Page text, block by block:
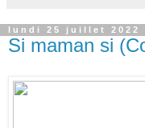
lundi 25 juillet 2022
Si maman si